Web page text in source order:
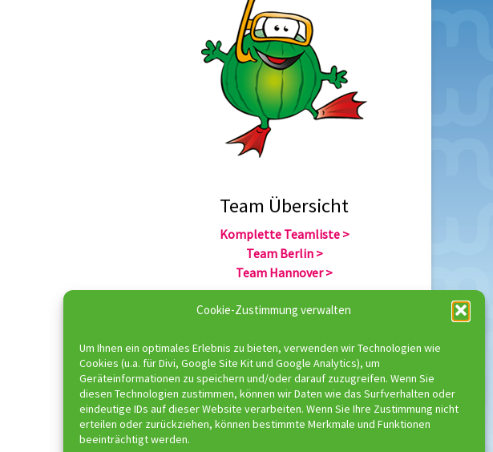
Cookie-Zustimmung verwalten
Um Ihnen ein optimales Erlebnis zu bieten, verwenden wir Technologien wie
Cookies (u.a. für Divi, Google Site Kit und Google Analytics), um
Geräteinformationen zu speichern und/oder darauf zuzugreifen. Wenn Sie
diesen Technologien zustimmen, können wir Daten wie das Surfverhalten oder
eindeutige IDs auf dieser Website verarbeiten. Wenn Sie Ihre Zustimmung nicht
erteilen oder zurückziehen, können bestimmte Merkmale und Funktionen
beeinträchtigt werden.
Team Übersicht
Komplette Teamliste >
Team Berlin >
Team Hannover >
Komplette Trainerliste >
Trainer Berlin >
Trainer Hannover >